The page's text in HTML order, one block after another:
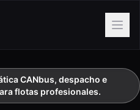
CANbus, despacho e
flotas profesionales.